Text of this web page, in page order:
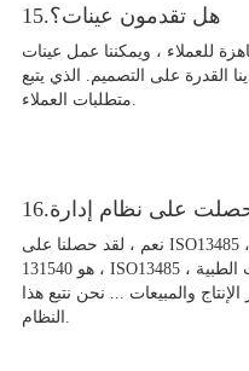
15.هل تقدمون عينات؟
للعملاء ، ويمكننا عمل عينات
القدرة على التصميم. الذي يتبع
متطلبات العملاء.
نعم ، لقد حصلنا على ISO13485 ، التدقيق بواسطة NQA ، رقم الشهادة
هو 131540 ، ISO13485 يقود جميع أنشطتنا المتعلقة بالمنتجات الطبية ،
والمبيعات ... نحن نتبع هذا
النظام.